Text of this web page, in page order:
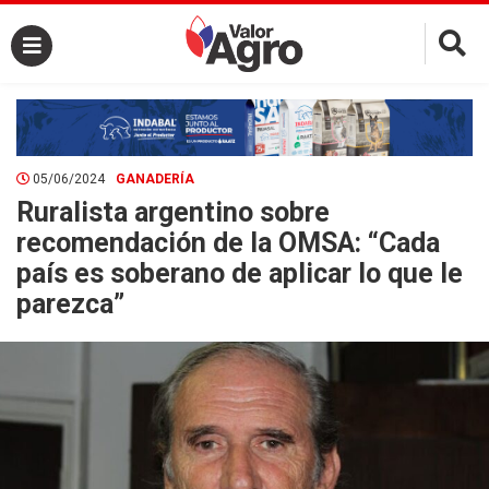
×
05/06/2024 GANADERÍA
Ruralista argentino sobre
recomendación de la OMSA: “Cada
país es soberano de aplicar lo que le
parezca”